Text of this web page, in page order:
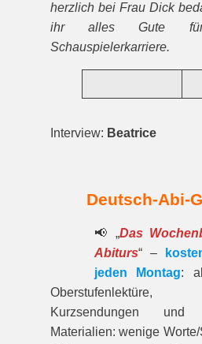
herzlich bei Frau Dick
ihr alles Gute
Schauspielerkarriere.
Interview: Beatrice
Deutsch-Abi-
📢 „Das
Abiturs“ –
jeden Montag:
Oberstufenlektüre,
Kurzsendungen
Materialien: wenige